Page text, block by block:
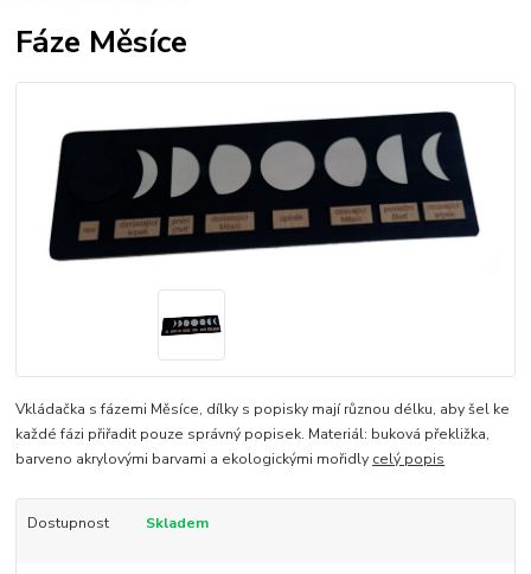
Fáze Měsíce
Vkládačka s fázemi Měsíce, dílky s popisky mají různou délku, aby šel ke
každé fázi přiřadit pouze správný popisek. Materiál: buková překližka,
barveno akrylovými barvami a ekologickými mořidly celý popis
Dostupnost Skladem